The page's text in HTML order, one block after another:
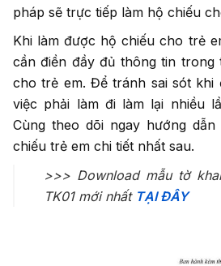
pháp sẽ trực tiếp làm hộ chiếu
Khi làm được hộ chiếu cho trẻ
cần điền đầy đủ thông tin trong
cho trẻ em. Để tránh sai sót khi
việc phải làm đi làm lại nhiều
Cùng theo dõi ngay hướng
chiếu trẻ em chi tiết nhất sau.
>>> Download mẫu tờ
TK01 mới nhất TẠI ĐÂY